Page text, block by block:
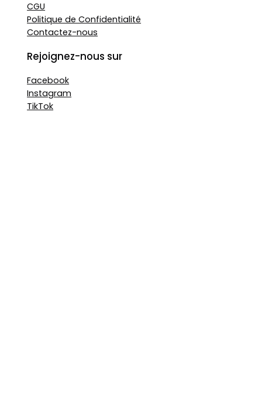
CGU
Politique de Confidentialité
Contactez-nous
Rejoignez-nous sur
Facebook
Instagram
TikTok